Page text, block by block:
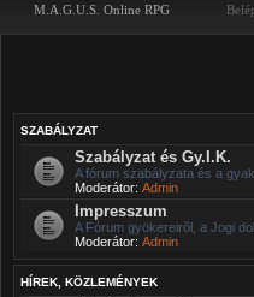
M.A.G.U.S. Online RPG
SZABÁLYZAT
Szabályzat és Gy.I.K.
A fórum szabályzata és a
Moderátor: Admin
Impresszum
A Fórum gyökereirõl, a Jogi
Moderátor: Admin
HÍREK, KÖZLEMÉNYEK